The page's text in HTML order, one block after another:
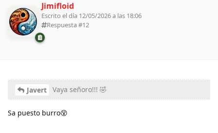
Jimifloid
Escrito el día 12/05/2026 a las 18:06
Respuesta #12
Javert Vaya señoro!!! 🤣
Sa puesto burro😵